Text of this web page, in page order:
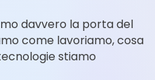
davvero la porta del
come lavoriamo, cosa
stiamo